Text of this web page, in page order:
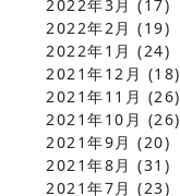
2022年3月 (17)
2022年2月 (19)
2022年1月 (24)
2021年12月 (18)
2021年11月 (26)
2021年10月 (26)
2021年9月 (20)
2021年8月 (31)
2021年7月 (23)